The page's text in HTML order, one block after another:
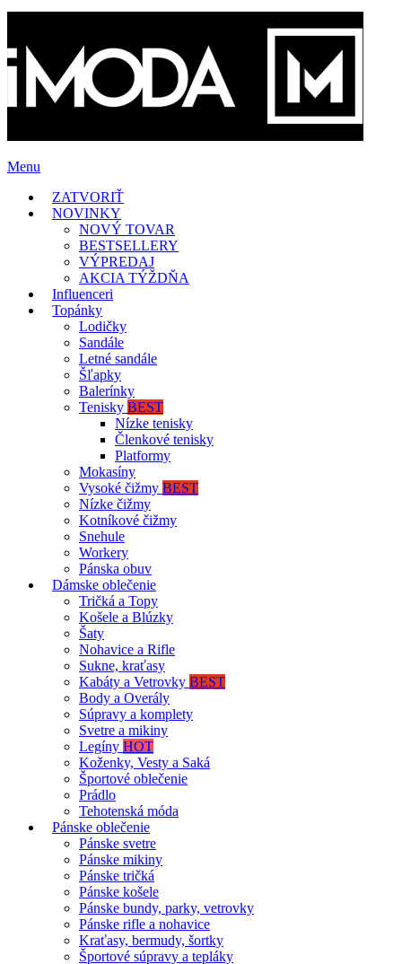
Menu
ZATVORIŤ
NOVINKY
NOVÝ TOVAR
BESTSELLERY
VÝPREDAJ
AKCIA TÝŽDŇA
Influenceri
Topánky
Lodičky
Sandále
Letné sandále
Šľapky
Balerínky
Tenisky BEST
Nízke tenisky
Členkové tenisky
Platformy
Mokasíny
Vysoké čižmy BEST
Nízke čižmy
Kotníkové čižmy
Snehule
Workery
Pánska obuv
Dámske oblečenie
Tričká a Topy
Košele a Blúzky
Šaty
Nohavice a Rifle
Sukne, kraťasy
Kabáty a Vetrovky BEST
Body a Overály
Súpravy a komplety
Svetre a mikiny
Legíny HOT
Koženky, Vesty a Saká
Športové oblečenie
Prádlo
Tehotenská móda
Pánske oblečenie
Pánske svetre
Pánske mikiny
Pánske tričká
Pánske košele
Pánske bundy, parky, vetrovky
Pánske rifle a nohavice
Kraťasy, bermudy, šortky
Športové súpravy a tepláky